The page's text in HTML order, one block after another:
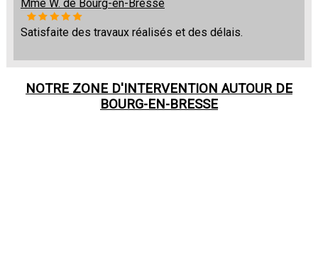
Mme W. de Bourg-en-Bresse
Satisfaite des travaux réalisés et des délais.
NOTRE ZONE D'INTERVENTION AUTOUR DE
BOURG-EN-BRESSE